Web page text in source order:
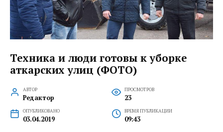
Техника и люди готовы к уборке
аткарских улиц (ФОТО)
АВТОР
Редактор
ПРОСМОТРОВ
23
ОПУБЛИКОВАНО
03.04.2019
ВРЕМЯ ПУБЛИКАЦИИ
09:43